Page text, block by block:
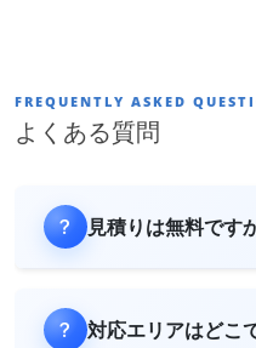
FREQUENTLY ASKED
よくある質問
見積りは無料です
対応エリアはどこ